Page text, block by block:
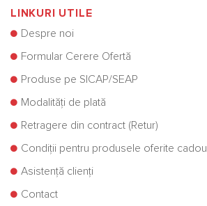
LINKURI UTILE
Despre noi
Formular Cerere Ofertă
Produse pe SICAP/SEAP
Modalități de plată
Retragere din contract (Retur)
Condiții pentru produsele oferite cadou
Asistență clienți
Contact